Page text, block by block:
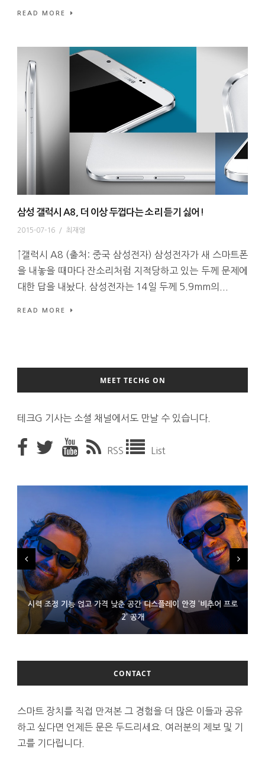
READ MORE
삼성 갤럭시 A8, 더 이상 두껍다는 소리 듣기 싫어!
2015-07-16 / 최재영
↑갤럭시 A8 (출처: 중국 삼성전자) 삼성전자가 새 스마트폰
을 내놓을 때마다 잔소리처럼 지적당하고 있는 두께 문제에
대한 답을 내놨다. 삼성전자는 14일 두께 5.9mm의...
READ MORE
MEET TECHG ON
테크G 기사는 소셜 채널에서도 만날 수 있습니다.
RSS List
시력 조정 기능 얹고 가격 낮춘 공간 디스플레이 안경 ‘비추어 프로
2’ 공개
D램 부족에 10억달러어치 아이폰18 프로세서 패키징 대기 중
300~400달러 반지형 스피커 준비하는 오픈AI
CONTACT
스마트 장치를 직접 만져본 그 경험을 더 많은 이들과 공유
하고 싶다면 언제든 문은 두드리세요. 여러분의 제보 및 기
고를 기다립니다.